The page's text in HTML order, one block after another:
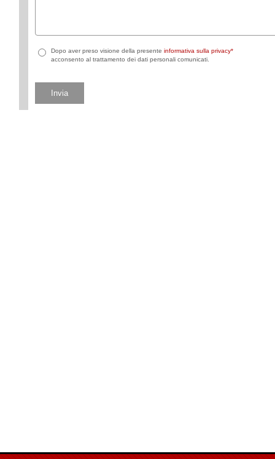
Dopo aver preso visione della presente informativa sulla privacy*
acconsento al trattamento dei dati personali comunicati.